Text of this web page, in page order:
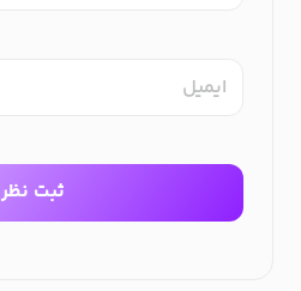
ایمیل
ثبت نظر